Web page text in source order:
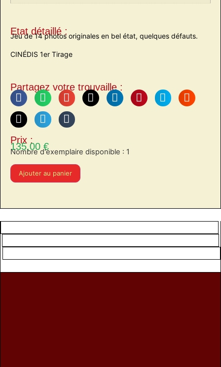
Etat détaillé :
Jeu de 14 photos originales en bel état, quelques défauts.
CINÉDIS 1er Tirage
Partagez votre trouvaille :
Prix :
135,00€
Nombre d'exemplaire disponible : 1
Ajouter au panier